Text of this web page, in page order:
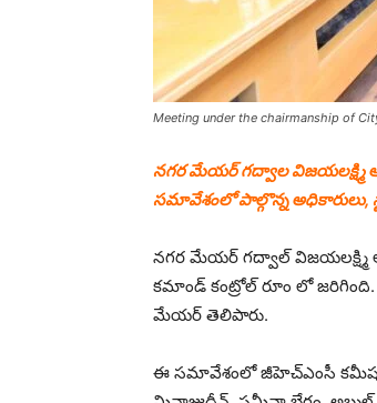
Meeting under the chairmanship of
నగర మేయర్ గద్వాల విజయలక్ష్మి
సమావేశంలో పాల్గొన్న అధికారులు,
నగర మేయర్ గద్వాల్ విజయలక్ష్మి
కమాండ్ కంట్రోల్ రూం లో
మేయర్ తెలిపారు.
ఈ సమావేశంలో జీహెచ్ఎంసీ కమీషనర్